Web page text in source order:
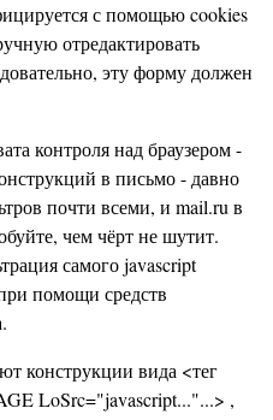
с помощью cookies
отредактировать
эту форму должен
контроля над браузером -
в письмо - давно
почти всеми, и mail.ru в
чем чёрт не шутит.
самого javascript
помощи средств
конструкции вида <тег
LoSrc="javascript..."...> ,